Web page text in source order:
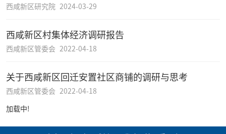
西咸新区研究院 2024-03-29
西咸新区村集体经济调研报告
西咸新区管委会 2022-04-18
关于西咸新区回迁安置社区商铺的调研与思考
西咸新区管委会 2022-04-18
加载中!